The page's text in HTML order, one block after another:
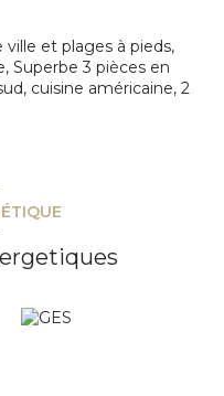
et plages à pieds,
Superbe 3 pièces en
cuisine américaine, 2